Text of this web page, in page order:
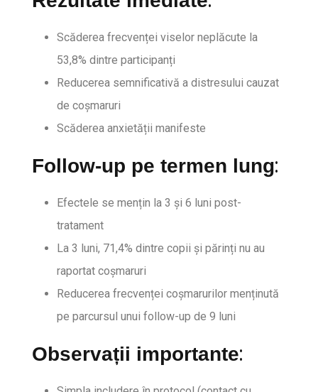
Scăderea frecvenței viselor neplăcute la
53,8% dintre participanți
Reducerea semnificativă a distresului cauzat
de coșmaruri
Scăderea anxietății manifeste
Follow-up pe termen lung:
Efectele se mențin la 3 și 6 luni post-
tratament
La 3 luni, 71,4% dintre copii și părinți nu au
raportat coșmaruri
Reducerea frecvenței coșmarurilor menținută
pe parcursul unui follow-up de 9 luni
Observații importante: